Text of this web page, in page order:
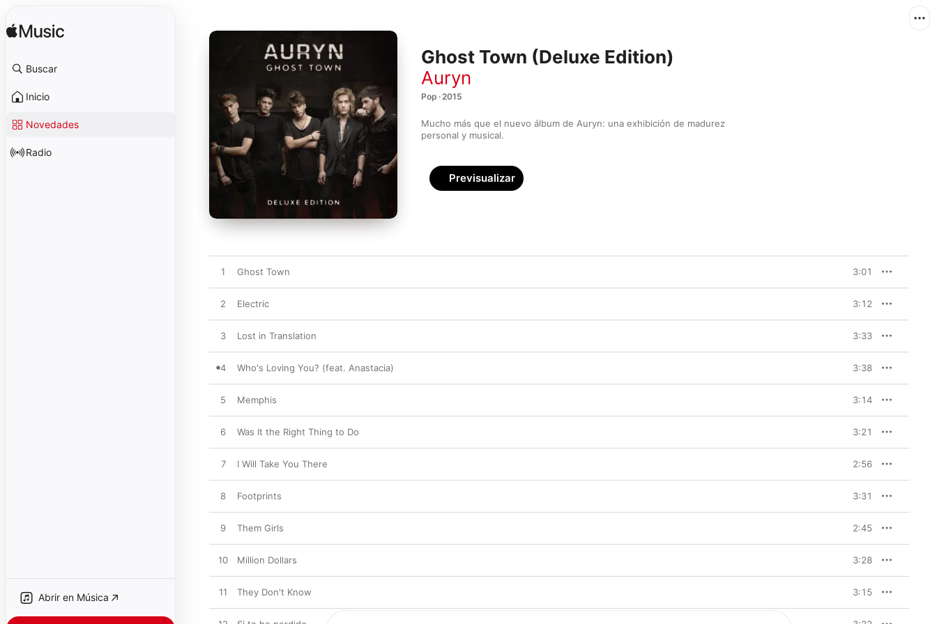
Buscar
Inicio
Novedades
Radio
Abrir en Música
Ghost Town (Deluxe Edition)
Auryn
Pop · 2015
Mucho más que el nuevo álbum de Auryn: una exhibición de madurez
personal y musical.
Previsualizar
1 Ghost Town 3:01
2 Electric 3:12
3 Lost in Translation 3:33
4 Who's Loving You? (feat. Anastacia) 3:38
5 Memphis 3:14
6 Was It the Right Thing to Do 3:21
7 I Will Take You There 2:56
8 Footprints 3:31
9 Them Girls 2:45
10 Million Dollars 3:28
11 They Don't Know 3:15